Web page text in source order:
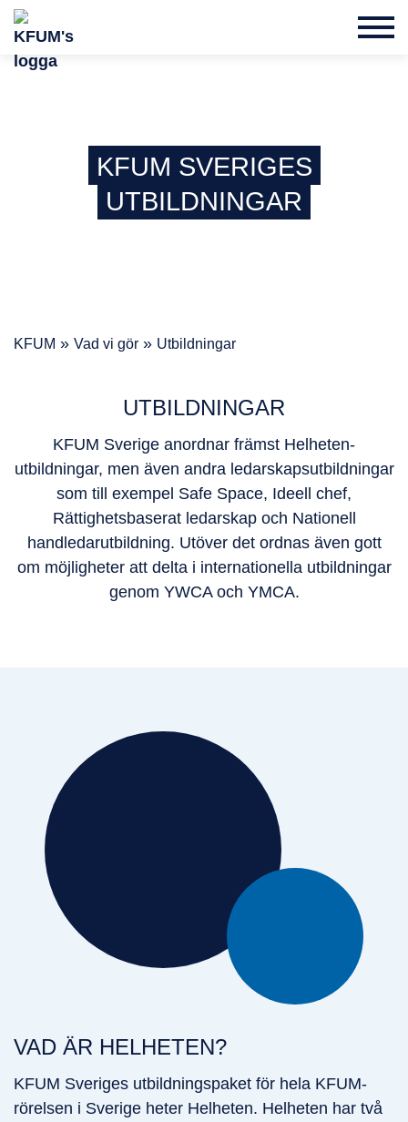
KFUM SVERIGES
UTBILDNINGAR
KFUM » Vad vi gör » Utbildningar
UTBILDNINGAR
KFUM Sverige anordnar främst Helheten-
utbildningar, men även andra ledarskapsutbildningar
som till exempel Safe Space, Ideell chef,
Rättighetsbaserat ledarskap och Nationell
handledarutbildning. Utöver det ordnas även gott
om möjligheter att delta i internationella utbildningar
genom YWCA och YMCA.
VAD ÄR HELHETEN?
KFUM Sveriges utbildningspaket för hela KFUM-
rörelsen i Sverige heter Helheten. Helheten har två